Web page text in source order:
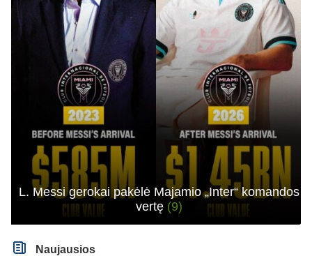
L. Messi gerokai pakėlė Majamio „Inter“ komandos
vertę (9)
Naujausios